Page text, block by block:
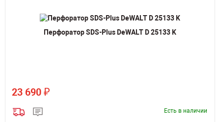
Перфоратор SDS-Plus DeWALT D 25133 K
23 690 ₽
Есть в наличии